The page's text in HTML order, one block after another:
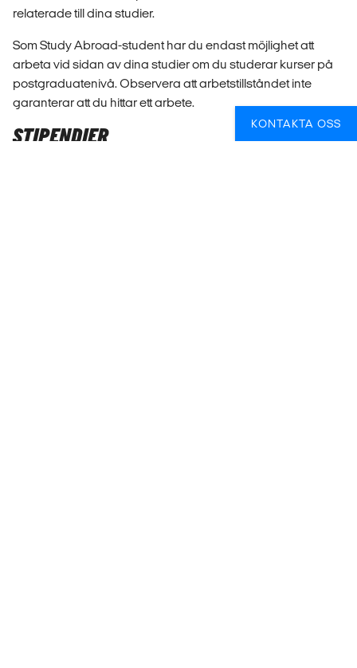
relaterade till dina studier.
Som Study Abroad-student har du endast möjlighet att
arbeta vid sidan av dina studier om du studerar kurser på
postgraduatenivå. Observera att arbetstillståndet inte
garanterar att du hittar ett arbete.
STIPENDIER
KONTAKTA OSS